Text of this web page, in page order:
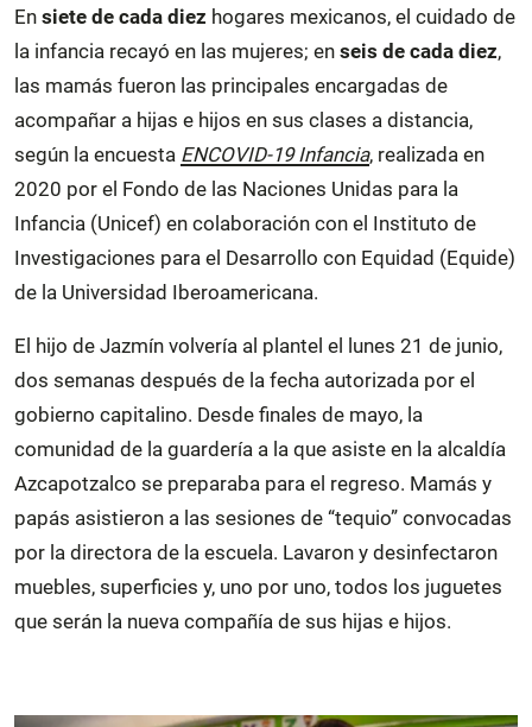
En siete de cada diez hogares mexicanos, el cuidado de
la infancia recayó en las mujeres; en seis de cada diez,
las mamás fueron las principales encargadas de
acompañar a hijas e hijos en sus clases a distancia,
según la encuesta ENCOVID-19 Infancia, realizada en
2020 por el Fondo de las Naciones Unidas para la
Infancia (Unicef) en colaboración con el Instituto de
Investigaciones para el Desarrollo con Equidad (Equide)
de la Universidad Iberoamericana.
El hijo de Jazmín volvería al plantel el lunes 21 de junio,
dos semanas después de la fecha autorizada por el
gobierno capitalino. Desde finales de mayo, la
comunidad de la guardería a la que asiste en la alcaldía
Azcapotzalco se preparaba para el regreso. Mamás y
papás asistieron a las sesiones de “tequio” convocadas
por la directora de la escuela. Lavaron y desinfectaron
muebles, superficies y, uno por uno, todos los juguetes
que serán la nueva compañía de sus hijas e hijos.